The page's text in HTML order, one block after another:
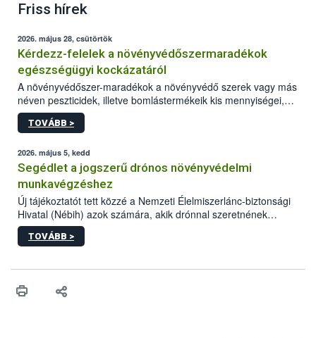
Friss hírek
2026. május 28, csütörtök
Kérdezz-felelek a növényvédőszermaradékok
egészségügyi kockázatáról
A növényvédőszer-maradékok a növényvédő szerek vagy más
néven peszticidek, illetve bomlástermékeik kis mennyiségei,
melyek a terményekben vagy azok felületén a betakarítást,
szüretelést, illetve tárolást követően is megmaradhatnak. Az
mennyiségének esetenként a kezelt terményeken is jelen kell
lennie. Nem minden élelmiszer tartalmaz szermaradékot.
Azokban az élelmiszerekben is, melyekben kimutathatóak,
általában csak nagyon kis mennyiségben vannak jelen, így nem
jelenthetnek kockázatot a fogyasztó egészségére nézve.
TOVÁBB >
2026. május 5, kedd
Segédlet a jogszerű drónos növényvédelmi
munkavégzéshez
Új tájékoztatót tett közzé a Nemzeti Élelmiszerlánc-biztonsági
Hivatal (Nébih) azok számára, akik drónnal szeretnének
növényvédelmi vagy tápanyag-gazdálkodási tevékenységet
végezni Magyarországon. Az összefoglaló részletesen
műszaki és hatósági feltételek.
TOVÁBB >